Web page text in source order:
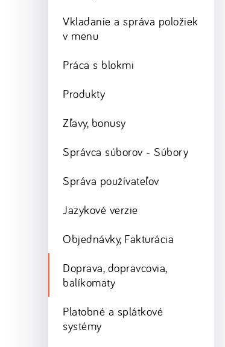
Vkladanie a správa položiek
v menu
Práca s blokmi
Produkty
Zľavy, bonusy
Správca súborov - Súbory
Správa používateľov
Jazykové verzie
Objednávky, Fakturácia
Doprava, dopravcovia,
balíkomaty
Platobné a splátkové
systémy